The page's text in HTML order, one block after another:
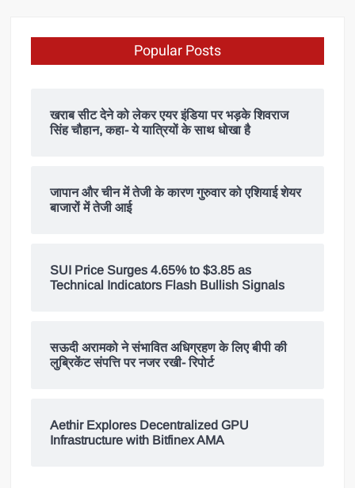
Popular Posts
खराब सीट देने को लेकर एयर इंडिया पर भड़के शिवराज
सिंह चौहान, कहा- ये यात्रियों के साथ धोखा है
जापान और चीन में तेजी के कारण गुरुवार को एशियाई शेयर
बाजारों में तेजी आई
SUI Price Surges 4.65% to $3.85 as
Technical Indicators Flash Bullish Signals
सऊदी अरामको ने संभावित अधिग्रहण के लिए बीपी की
लुब्रिकेंट संपत्ति पर नजर रखी- रिपोर्ट
Aethir Explores Decentralized GPU
Infrastructure with Bitfinex AMA